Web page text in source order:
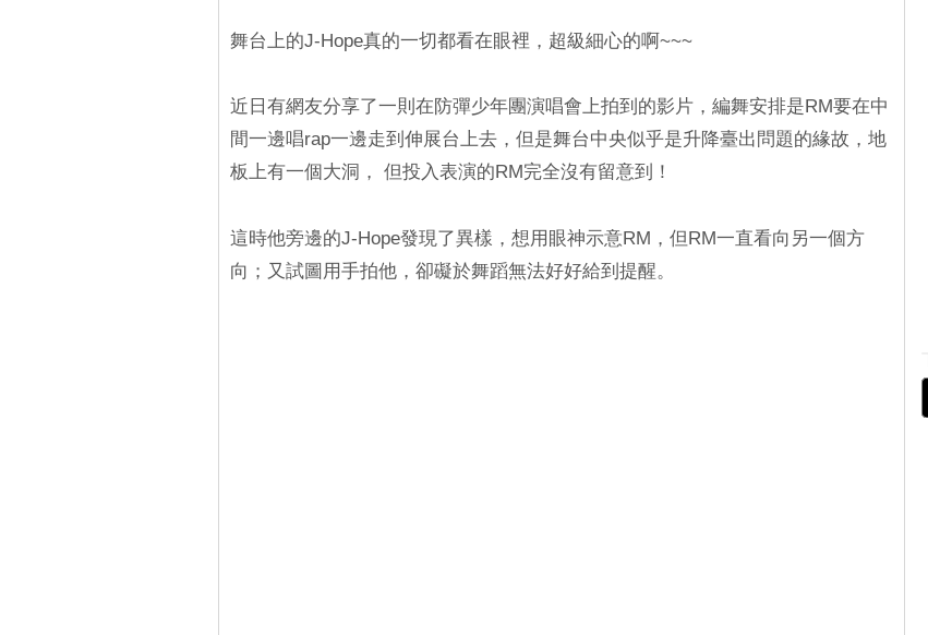
舞台上的J-Hope真的一切都看在眼裡，超級細心的啊~~~
近日有網友分享了一則在防彈少年團演唱會上拍到的影片，編舞安排是RM要在中
間一邊唱rap一邊走到伸展台上去，但是舞台中央似乎是升降臺出問題的緣故，地
板上有一個大洞， 但投入表演的RM完全沒有留意到！
這時他旁邊的J-Hope發現了異樣，想用眼神示意RM，但RM一直看向另一個方
向；又試圖用手拍他，卻礙於舞蹈無法好好給到提醒。